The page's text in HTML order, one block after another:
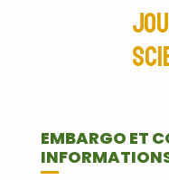
EMBARGO ET